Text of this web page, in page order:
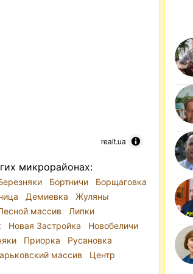
realt.ua
микрорайонах:
Бортничи
Борщаговка
Демиевка
Жуляны
массив
Липки
Новая Застройка
Новобеличи
Приорка
Русановка
массив
Центр